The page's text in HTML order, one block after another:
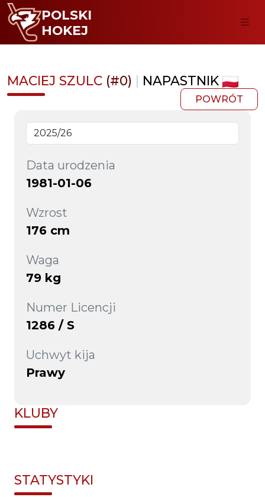
POLSKI
HOKEJ
MACIEJ SZULC (#0) | NAPASTNIK
POWRÓT
Data urodzenia
1981-01-06
Wzrost
176 cm
Waga
79 kg
Numer Licencji
1286 / S
Uchwyt kija
Prawy
KLUBY
STATYSTYKI